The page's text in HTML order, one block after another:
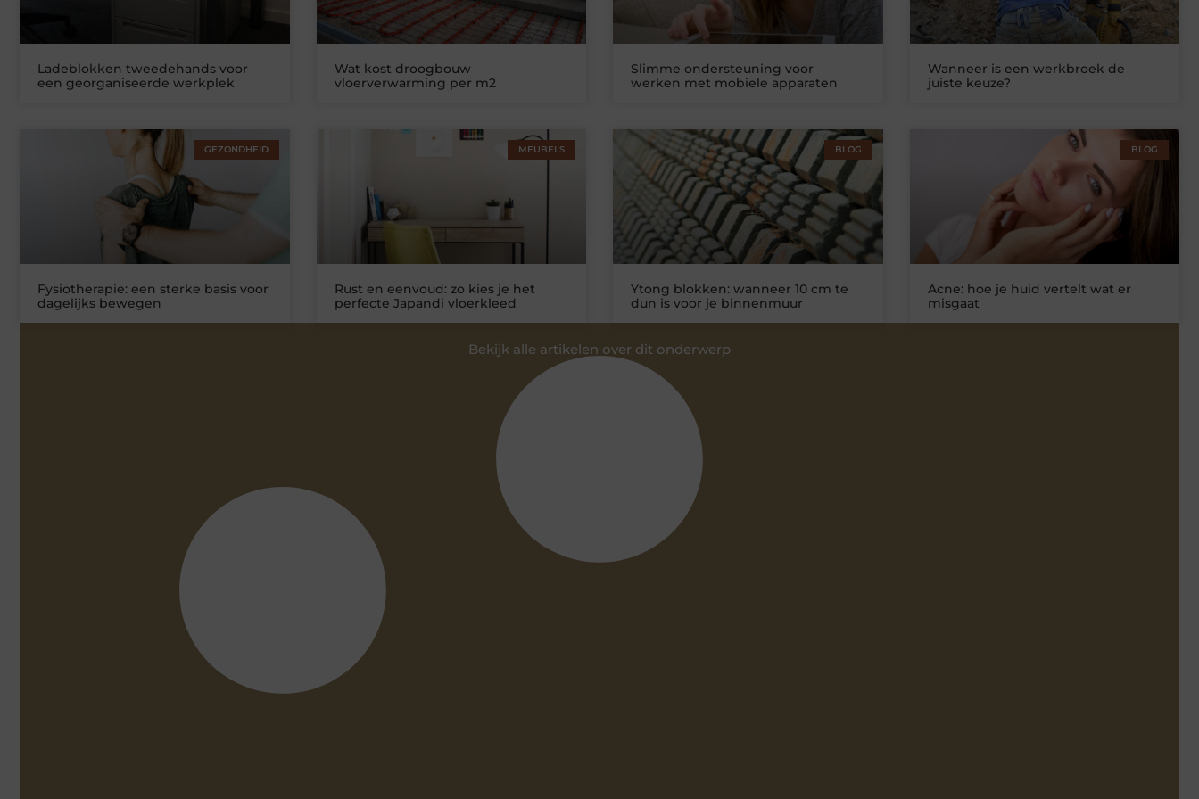
Ladeblokken tweedehands voor
een georganiseerde werkplek
Wat kost droogbouw
vloerverwarming per m2
Slimme ondersteuning voor
werken met mobiele apparaten
Wanneer is een werkbroek de
juiste keuze?
GEZONDHEID
Fysiotherapie: een sterke basis voor
dagelijks bewegen
MEUBELS
Rust en eenvoud: zo kies je het
perfecte Japandi vloerkleed
BLOG
Ytong blokken: wanneer 10 cm te
dun is voor je binnenmuur
BLOG
Acne: hoe je huid vertelt wat er
misgaat
Bekijk alle artikelen over dit onderwerp